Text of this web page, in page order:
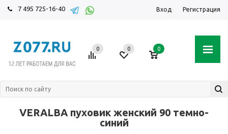
7 495 725-16-40 Вход Регистрация
0 0 0
VERALBA пуховик женский 90 темно-
синий